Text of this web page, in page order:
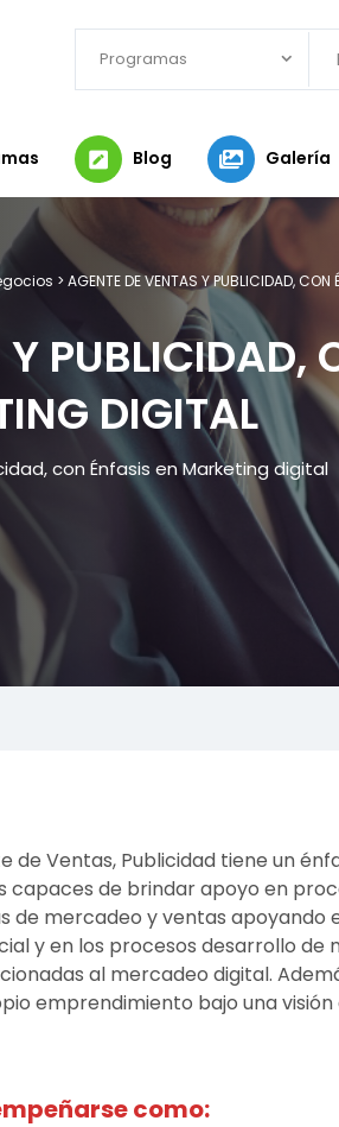
Programas
Blog Galería
> AGENTE DE VENTAS Y PUBLICIDAD,
PUBLICIDAD,
DIGITAL
con Énfasis en Marketing digital
de Ventas, Publicidad tiene un
de brindar apoyo en
de mercadeo y ventas apoyando
y en los procesos desarrollo de
al mercadeo digital.
emprendimiento bajo una visión
como: